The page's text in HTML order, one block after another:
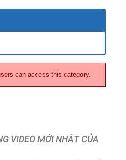
can access this category.
VIDEO MỚI NHẤT CỦA